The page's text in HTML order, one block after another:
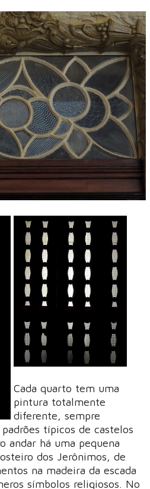
Cada quarto tem uma
pintura totalmente
diferente, sempre
típicos de castelos
andar há uma pequena
dos Jerônimos, de
na madeira da escada
símbolos religiosos. No